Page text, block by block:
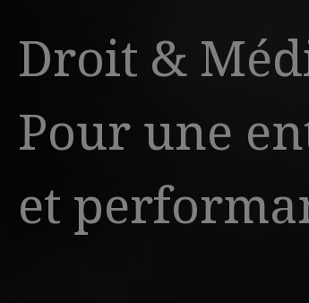
Droit &
Pour une
et